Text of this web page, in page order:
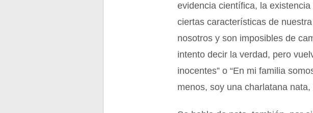
evidencia científica, la
ciertas características de
nosotros y son imposibles de
intento decir la verdad, pero
inocentes” o “En mi familia
menos, soy una charlatana